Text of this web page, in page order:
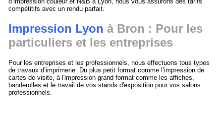
compétitifs avec un rendu parfait.
Impression Lyon à Bron : Pour les
particuliers et les entreprises
Pour les entreprises et les professionnels, nous effectuons tous types
de travaux d’imprimerie. Du plus petit format comme l’impression de
cartes de visite, à l'impression grand format comme les affiches,
banderolles et le travail de vos stands d'exposition pour vos salons
professionnels.